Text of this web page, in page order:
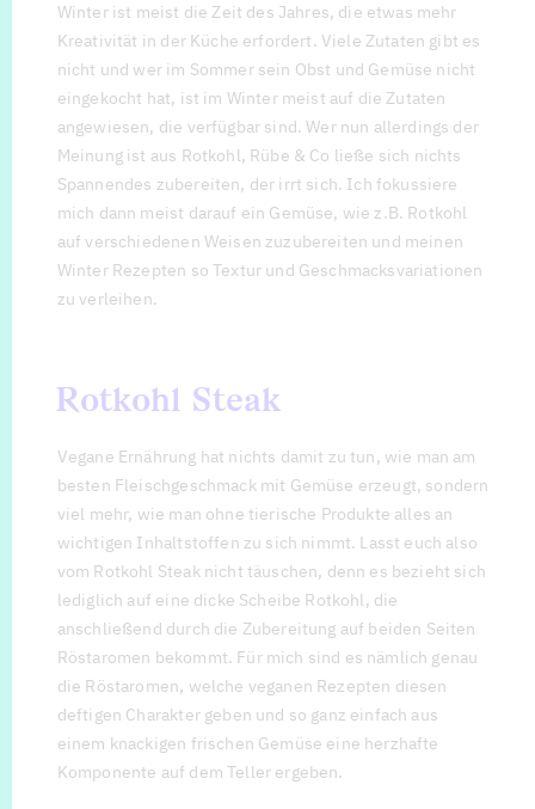
Winter ist meist die Zeit des Jahres, die etwas mehr
Kreativität in der Küche erfordert. Viele Zutaten gibt es
nicht und wer im Sommer sein Obst und Gemüse nicht
eingekocht hat, ist im Winter meist auf die Zutaten
angewiesen, die verfügbar sind. Wer nun allerdings der
Meinung ist aus Rotkohl, Rübe & Co ließe sich nichts
Spannendes zubereiten, der irrt sich. Ich fokussiere
mich dann meist darauf ein Gemüse, wie z.B. Rotkohl
auf verschiedenen Weisen zuzubereiten und meinen
Winter Rezepten so Textur und Geschmacksvariationen
zu verleihen.
Rotkohl Steak
Vegane Ernährung hat nichts damit zu tun, wie man am
besten Fleischgeschmack mit Gemüse erzeugt, sondern
viel mehr, wie man ohne tierische Produkte alles an
wichtigen Inhaltstoffen zu sich nimmt. Lasst euch also
vom Rotkohl Steak nicht täuschen, denn es bezieht sich
lediglich auf eine dicke Scheibe Rotkohl, die
anschließend durch die Zubereitung auf beiden Seiten
Röstaromen bekommt. Für mich sind es nämlich genau
die Röstaromen, welche veganen Rezepten diesen
deftigen Charakter geben und so ganz einfach aus
einem knackigen frischen Gemüse eine herzhafte
Komponente auf dem Teller ergeben.